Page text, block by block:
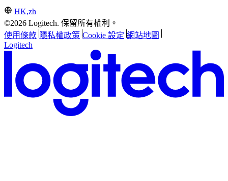
HK,zh
©2026 Logitech. 保留所有權利。
使用條款 隱私權政策 Cookie 設定 網站地圖
Logitech